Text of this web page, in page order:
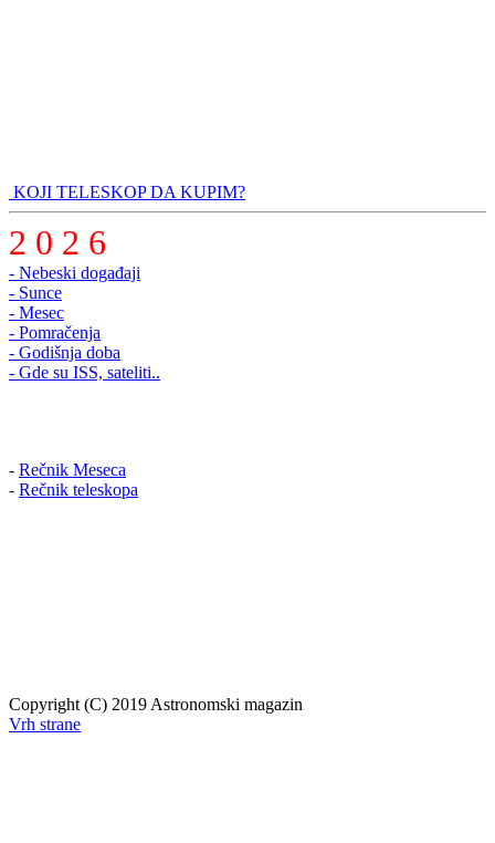
KOJI TELESKOP DA KUPIM?
2 0 2 6
- Nebeski događaji
- Sunce
- Mesec
- Pomračenja
- Godišnja doba
- Gde su ISS, sateliti..
- Rečnik Meseca
- Rečnik teleskopa
Copyright (C) 2019 Astronomski magazin
Vrh strane